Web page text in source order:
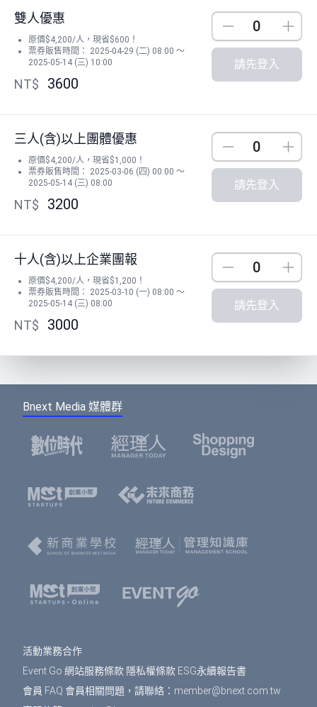
雙人優惠
原價$4,200/人，現省$600！
票券販售時間： 2025-04-29 (二) 08:00 ～
2025-05-14 (三) 10:00
NT$ 3600
Down
請先登入
三人(含)以上團體優惠
原價$4,200/人，現省$1,000！
票券販售時間： 2025-03-06 (四) 00:00 ～
2025-05-14 (三) 08:00
NT$ 3200
Down
請先登入
十人(含)以上企業團報
原價$4,200/人，現省$1,200！
票券販售時間： 2025-03-10 (一) 08:00 ～
2025-05-14 (三) 08:00
NT$ 3000
Down
請先登入
Bnext Media 媒體群
活動業務合作
Event Go 網站服務條款 隱私權條款 ESG永續報告書
會員 FAQ 會員相關問題，請聯絡： member@bnext.com.tw